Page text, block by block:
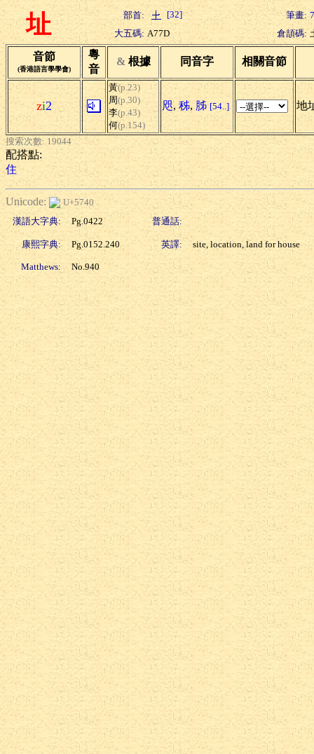
址 部首: [32] 筆畫: 7
大五碼: A77D 倉頡碼:
音節
(香港語言學學會)
粵
音
& 根據 同音字 相關音節
zi2
黃(p.23)
周(p.30)
李(p.43)
何(p.154)
咫, 秭, 胏 [54..] 地
搜索次數: 19044
配搭點:
住
Unicode:
U+5740
漢語大字典:
Pg.0422 普通話:
康熙字典: Pg.0152.240 英譯: site, location, land for house
Matthews: No.940